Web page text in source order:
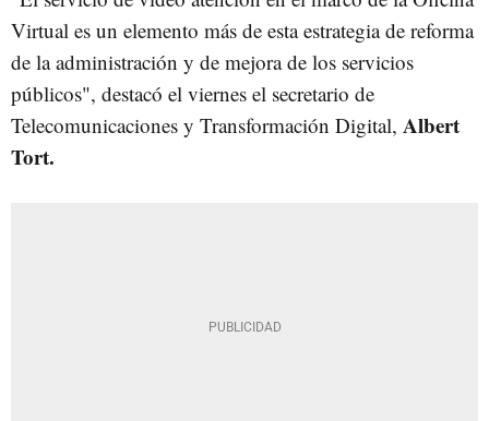
Virtual es un elemento más de esta estrategia de reforma
de la administración y de mejora de los servicios
públicos", destacó el viernes el secretario de
Telecomunicaciones y Transformación Digital, Albert
Tort.